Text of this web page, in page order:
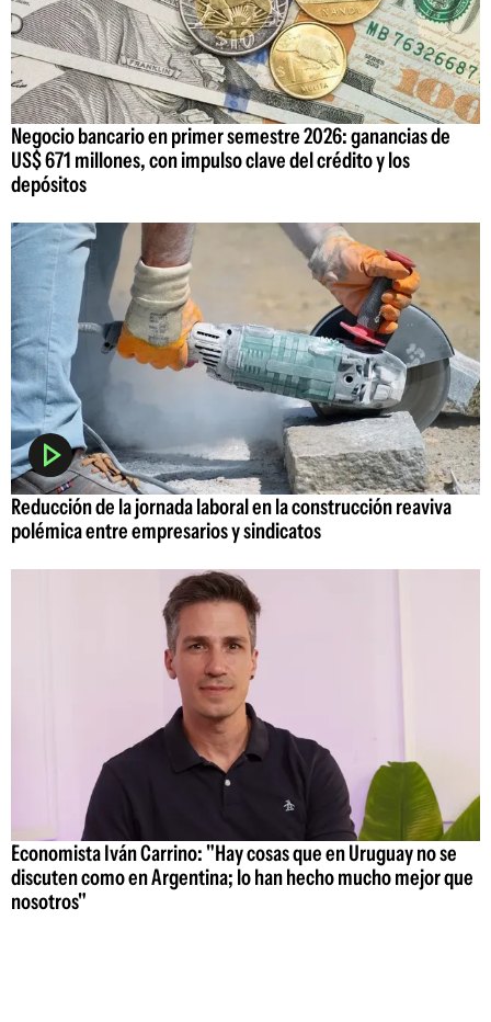
Negocio bancario en primer semestre 2026: ganancias de
US$ 671 millones, con impulso clave del crédito y los
depósitos
Reducción de la jornada laboral en la construcción reaviva
polémica entre empresarios y sindicatos
Economista Iván Carrino: "Hay cosas que en Uruguay no se
discuten como en Argentina; lo han hecho mucho mejor que
nosotros"